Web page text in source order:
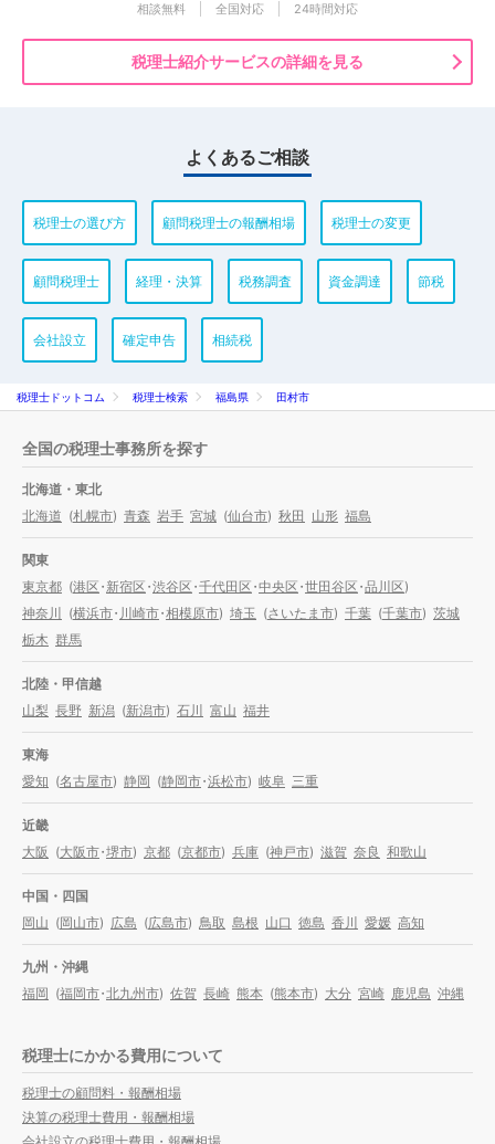
相談無料 全国対応 24時間対応
税理士紹介サービスの詳細を見る
よくあるご相談
税理士の選び方 顧問税理士の報酬相場 税理士の変更
顧問税理士 経理・決算 税務調査 資金調達 節税
会社設立 確定申告 相続税
税理士ドットコム 税理士検索 福島県 田村市
全国の税理士事務所を探す
北海道・東北
北海道 (札幌市) 青森 岩手 宮城 (仙台市) 秋田 山形 福島
関東
東京都 (港区・新宿区・渋谷区・千代田区・中央区・世田谷区・品川区)
神奈川
(横浜市・川崎市・相模原市) 埼玉 (さいたま市) 千葉 (千葉市) 茨城
栃木 群馬
北陸・甲信越
山梨 長野 新潟 (新潟市) 石川 富山 福井
東海
愛知 (名古屋市) 静岡 (静岡市・浜松市) 岐阜 三重
近畿
大阪 (大阪市・堺市) 京都 (京都市) 兵庫 (神戸市) 滋賀 奈良 和歌山
中国・四国
岡山 (岡山市) 広島 (広島市) 鳥取 島根 山口 徳島 香川 愛媛 高知
九州・沖縄
福岡 (福岡市・北九州市) 佐賀 長崎 熊本 (熊本市) 大分 宮崎 鹿児島 沖縄
税理士にかかる費用について
税理士の顧問料・報酬相場
決算の税理士費用・報酬相場